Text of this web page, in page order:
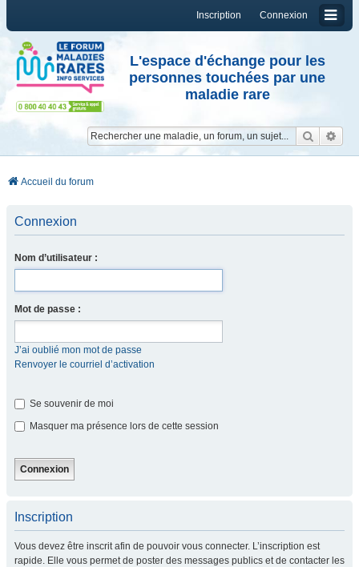
Connexion
Inscription
L'espace d'échange pour les
personnes touchées par une
maladie rare
Accueil du forum
Connexion
Nom d’utilisateur :
Mot de passe :
J’ai oublié mon mot de passe
Renvoyer le courriel d’activation
Se souvenir de moi
Masquer ma présence lors de cette session
Inscription
Vous devez être inscrit afin de pouvoir vous connecter. L’inscription est
rapide. Elle vous permet de poster des messages publics et de contacter les